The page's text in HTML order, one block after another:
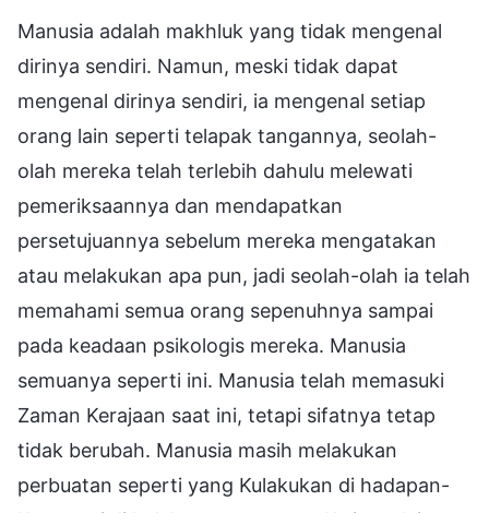
Manusia adalah makhluk yang tidak mengenal
dirinya sendiri. Namun, meski tidak dapat
mengenal dirinya sendiri, ia mengenal setiap
orang lain seperti telapak tangannya, seolah-
olah mereka telah terlebih dahulu melewati
pemeriksaannya dan mendapatkan
persetujuannya sebelum mereka mengatakan
atau melakukan apa pun, jadi seolah-olah ia telah
memahami semua orang sepenuhnya sampai
pada keadaan psikologis mereka. Manusia
semuanya seperti ini. Manusia telah memasuki
Zaman Kerajaan saat ini, tetapi sifatnya tetap
tidak berubah. Manusia masih melakukan
perbuatan seperti yang Kulakukan di hadapan-